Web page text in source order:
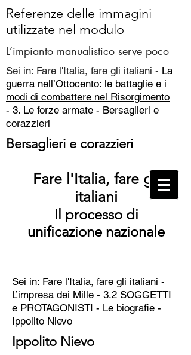
Referenze delle immagini
utilizzate nel modulo
L’impianto manualistico serve poco
Sei in: Fare l'Italia, fare gli italiani - La
guerra nell’Ottocento: le battaglie e i
modi di combattere nel Risorgimento
- 3. Le forze armate - Bersaglieri e
corazzieri
Bersaglieri e corazzieri
Fare l'Italia, fare gli
italiani
Il processo di
unificazione nazionale
Sei in: Fare l'Italia, fare gli italiani -
L’impresa dei Mille - 3.2 SOGGETTI
e PROTAGONISTI - Le biografie -
Ippolito Nievo
Ippolito Nievo